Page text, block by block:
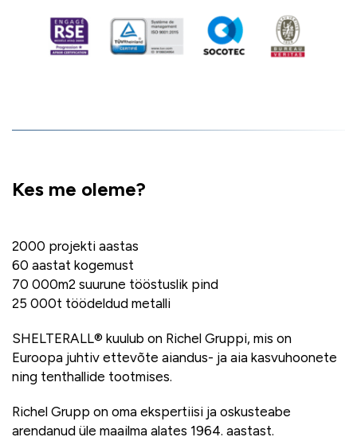
Kes me oleme?
2000 projekti aastas
60 aastat kogemust
70 000m2 suurune tööstuslik pind
25 000t töödeldud metalli
SHELTERALL® kuulub on Richel Gruppi, mis on
Euroopa juhtiv ettevõte aiandus- ja aia kasvuhoonete
ning tenthallide tootmises.
Richel Grupp on oma ekspertiisi ja oskusteabe
arendanud üle maailma alates 1964. aastast.